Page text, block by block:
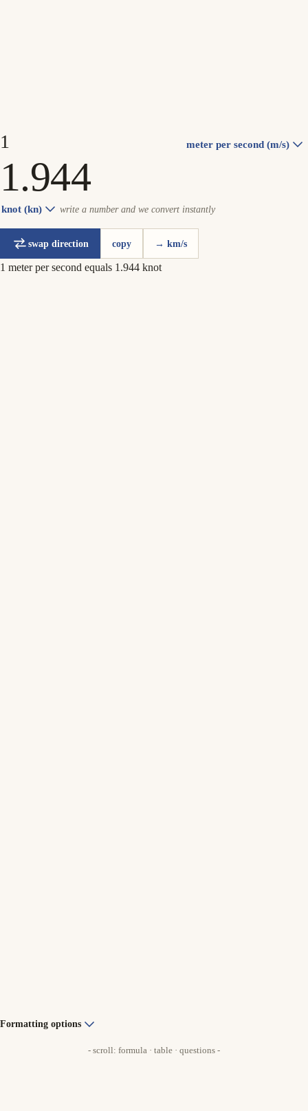
meter per second (m/s)
knot (kn) write a number and we convert instantly
swap direction copy → km/s
1 meter per second equals 1.944 knot
Formatting options
- scroll: formula · table · questions -